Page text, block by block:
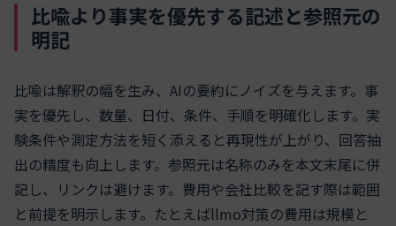
比喩より事実を優先する記述と参照元の
明記
比喩は解釈の幅を生み、AIの要約にノイズを与えます。事
実を優先し、数量、日付、条件、手順を明確化します。実
験条件や測定方法を短く添えると再現性が上がり、回答抽
出の精度も向上します。参照元は名称のみを本文末尾に併
記し、リンクは避けます。費用や会社比較を記す際は範囲
と前提を明示します。たとえばllmo対策の費用は規模と